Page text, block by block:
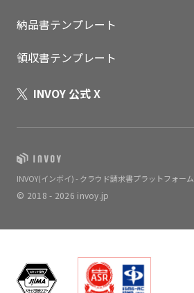
いますぐ無料登録
納品書テンプレート
領収書テンプレート
INVOY 公式 X
INVOY(インボイ) - クラウド請求書プラットフォーム
© 2018 - 2026 invoy.jp